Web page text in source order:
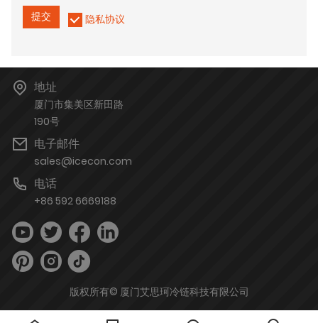
提交 隐私协议
地址
厦门市集美区新田路
190号
电子邮件
sales@icecon.com
电话
+86 592 6669188
版权所有© 厦门艾思珂冷链科技有限公司